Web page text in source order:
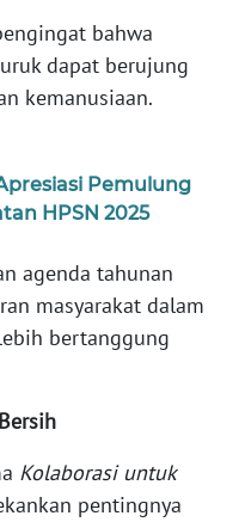
bahwa
dapat berujung
kemanusiaan.
Pemulung
HPSN 2025
agenda tahunan
masyarakat dalam
bertanggung
Kolaborasi untuk
pentingnya